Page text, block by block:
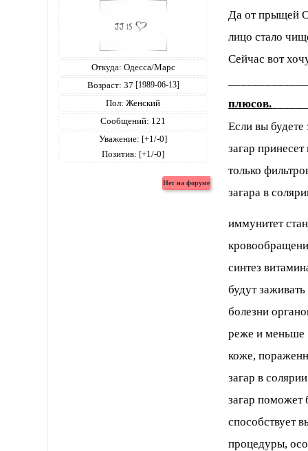
Откуда: Одесса/Марс
Возраст: 37 [1989-06-13]
Пол: Женский
Сообщений: 121
Уважение: [+1/-0]
Позитив: [+1/-0]
Да от прыщей
лицо стало
Сейчас вот
плюсов.
Если вы будете
загар
только
загара в
иммунитет
синтез
будут
болезни
реже и меньше
коже,
загар в
загар поможет
способствует
процедуры,